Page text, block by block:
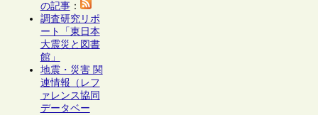
の記事：
調査研究リポ
ート「東日本
大震災と図書
館」
地震・災害 関
連情報（レフ
ァレンス協同
データベー